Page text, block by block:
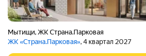
Мытищи,ЖК Страна.Парковая
ЖК «Страна.Парковая», 4 квартал 2027